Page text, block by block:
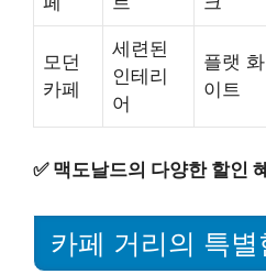
모던
카페
세련된
인테리
어
플랫 화
이트
✅ 맥도날드의 다양한 할인
카페 거리의 특별